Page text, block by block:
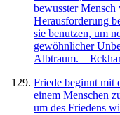
bewusster
Herausforderung
sie benutzen, um
gewöhnlicher
Albtraum. –
Friede beginnt mit
einem Menschen
um des Friedens